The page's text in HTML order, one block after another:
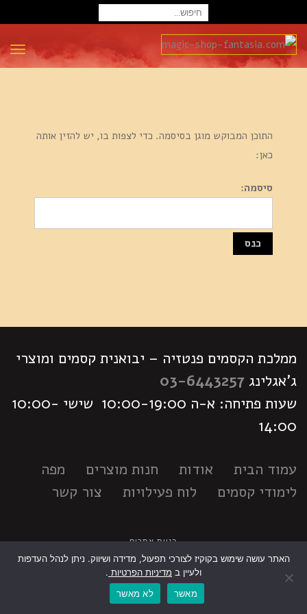
התוכן המבוקש מוגן בסיסמה. כדי לצפות בו, יש להזין אותה
כאן:
סיסמה:
ממלכת הקסמים פנטזיה – יבואנית קסמים ומוצרי
ג'אגלינג 03-6443257
שעות פתיחה: א-ה 10:00-19:00 שישי 10:00-
14:00
עמוד הבית אודות חנות מוצרים
מפה
לימודי קסמים
לוח פעילויות צור קשר
בניית אתרים
האתר עושה שימוש בקוקיז לצורכי תפעול, מדידה ושיווק. ניתן לנהל העדפות
ולעיין ב מדיניות הפרטיות .
מאשר
לא מאשר